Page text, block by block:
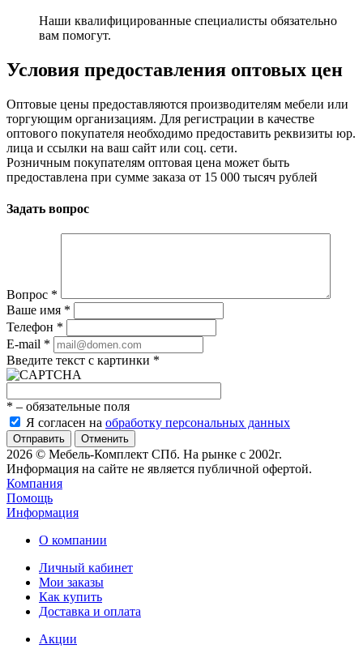
Наши квалифицированные специалисты обязательно
вам помогут.
Условия предоставления оптовых цен
Оптовые цены предоставляются производителям мебели или
торгующим организациям. Для регистрации в качестве
оптового покупателя необходимо предоставить реквизиты юр.
лица и ссылки на ваш сайт или соц. сети.
Розничным покупателям оптовая цена может быть
предоставлена при сумме заказа от 15 000 тысяч рублей
Задать вопрос
Вопрос *
Ваше имя *
Телефон *
E-mail *
Введите текст с картинки *
* – обязательные поля
Я согласен на обработку персональных данных
Отменить
2026 © Мебель-Комплект СПб. На рынке с 2002г.
Информация на сайте не является публичной офертой.
Компания
Помощь
Информация
О компании
Личный кабинет
Мои заказы
Как купить
Доставка и оплата
Акции